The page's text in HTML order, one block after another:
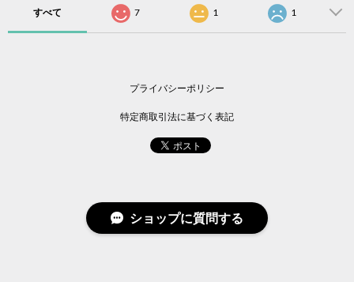
すべて 7 1 1
プライバシーポリシー
特定商取引法に基づく表記
ショップに質問する